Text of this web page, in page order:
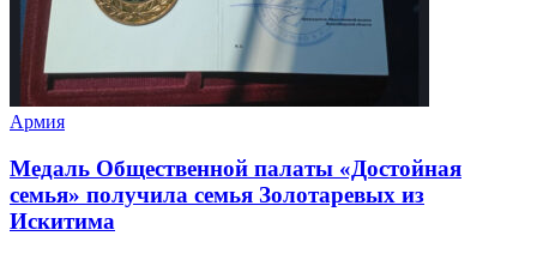
Армия
Медаль Общественной палаты «Достойная
семья» получила семья Золотаревых из
Искитима